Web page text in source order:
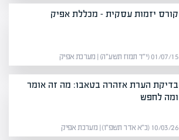
קורס יזמות עסקית – מכללת אפיק
01/07/15 (י״ד תמוז תשע״ה) | מערכת אפיק
בדיקת הערת אזהרה בטאבו: מה זה אומר
ומה לחפש
10/03/26 (כ״א אדר תשפ״ו) | מערכת אפיק